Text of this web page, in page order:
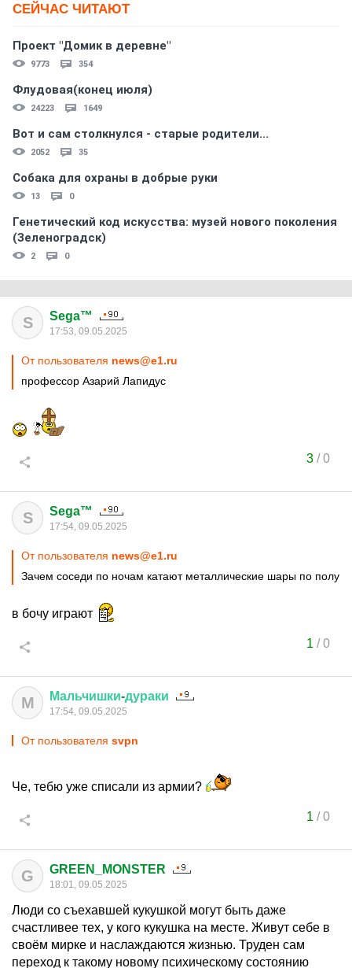
СЕЙЧАС ЧИТАЮТ
Проект "Домик в деревне"
9773 354
Флудовая(конец июля)
24223 1649
Вот и сам столкнулся - старые родители...
2052 35
Собака для охраны в добрые руки
13 0
Генетический код искусства: музей нового поколения
(Зеленоградск)
2 0
S Sega™
17:53, 09.05.2025
От пользователя news@e1.ru
профессор Азарий Лапидус
3/0
S Sega™
17:54, 09.05.2025
От пользователя news@e1.ru
Зачем соседи по ночам катают металлические шары по полу
в бочу играют
1 /0
М Мальчишки-дураки
17:54, 09.05.2025
От пользователя svpn
Че, тебю уже списали из армии?
1 /0
G GREEN_MONSTER
18:01, 09.05.2025
Люди со съехавшей кукушкой могут быть даже
счастливее тех, у кого кукушка на месте. Живут себе в
своём мирке и наслаждаются жизнью. Труден сам
переход к такому новому психическому состоянию